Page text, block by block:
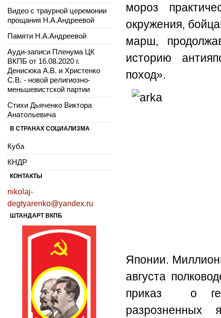
мороз
окружения,
марш,
историю
поход».
Японии.
августа
приказ о
разрозненных
Видео с траурной церемонии
прощания Н.А.Андреевой
Памяти Н.А.Андреевой
Ауди-записи Пленума ЦК
ВКПБ от 16.08.2020 г.
Денисюка А.В. и Христенко
С.В. - новой религиозно-
меньшевистской партии
Стихи Дьяченко Виктора
Анатольевича
В СТРАНАХ СОЦИАЛИЗМА
Куба
КНДР
КОНТАКТЫ
nikolaj-
degtyarenko@yandex.ru
ШТАНДАРТ ВКПБ